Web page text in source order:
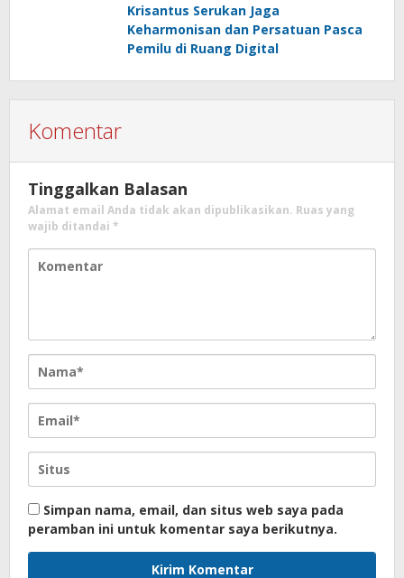
Krisantus Serukan Jaga
Keharmonisan dan Persatuan Pasca
Pemilu di Ruang Digital
Komentar
Tinggalkan Balasan
Alamat email Anda tidak akan dipublikasikan. Ruas yang
wajib ditandai *
Simpan nama, email, dan situs web saya pada
peramban ini untuk komentar saya berikutnya.